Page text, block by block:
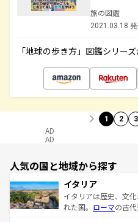
旅の図鑑
2021.03.18
「地球の歩き方」図鑑シリー
1 2 3
AD
AD
人気の国と地域から探す
イタリア
イタリアは歴史、文
れた国。 ローマの古